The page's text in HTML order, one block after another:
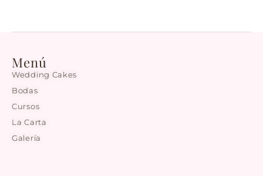
Menú
Wedding Cakes
Bodas
Cursos
La Carta
Galería